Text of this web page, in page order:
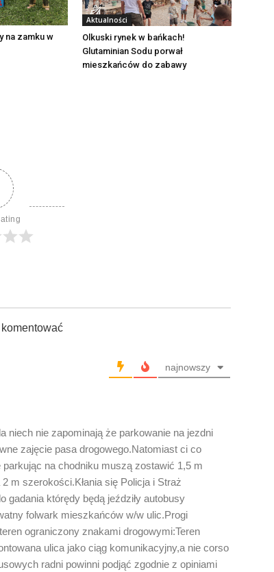
na zamku w
Aktualności
Olkuski rynek w bańkach!
Glutaminian Sodu porwał
mieszkańców do zabawy
najnowszy
niech nie zapominają że parkowanie na jezdni
zajęcie pasa drogowego.Natomiast ci co
na chodniku muszą zostawić 1,5 m
m szerokości.Kłania się Policja i Straż
którędy będą jeździły autobusy
folwark mieszkańców w/w ulic.Progi
ograniczony znakami drogowymi:Teren
ulica jako ciąg komunikacyjny,a nie corso
radni powinni podjąć zgodnie z opiniami